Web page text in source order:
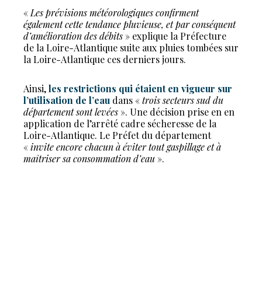
« Les prévisions météorologiques confirment
également cette tendance pluvieuse, et par conséquent
d’amélioration des débits » explique la Préfecture
de la Loire-Atlantique suite aux pluies tombées sur
la Loire-Atlantique ces derniers jours.
Ainsi,les restrictions qui étaient en vigueur sur
l’utilisation de l’eau dans «trois secteurs sud du
département sont levées ». Une décision prise en en
application de l’arrêté cadre sécheresse de la
Loire-Atlantique. Le Préfet du département
«invite encore chacun à éviter tout gaspillage et à
maîtriser sa consommation d’eau ».